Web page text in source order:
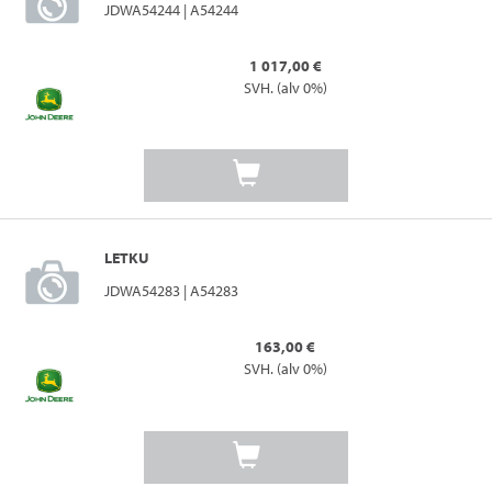
JDWA54244 | A54244
1 017,00 €
SVH. (alv 0%)
LETKU
JDWA54283 | A54283
163,00 €
SVH. (alv 0%)